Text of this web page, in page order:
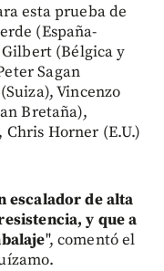
esta prueba de
(España-
(Bélgica y
Sagan
Vincenzo
Bretaña),
Horner (E.U.)
escalador de alta
y que a
", comentó el